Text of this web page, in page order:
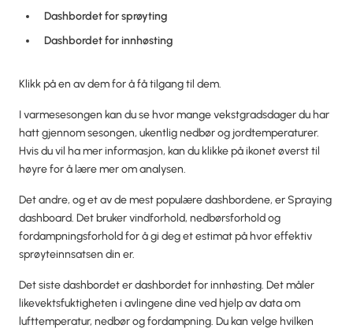
Dashbordet for sprøyting
Dashbordet for innhøsting
Klikk på en av dem for å få tilgang til dem.
I varmesesongen kan du se hvor mange vekstgradsdager du har
hatt gjennom sesongen, ukentlig nedbør og jordtemperaturer.
Hvis du vil ha mer informasjon, kan du klikke på ikonet øverst til
høyre for å lære mer om analysen.
Det andre, og et av de mest populære dashbordene, er Spraying
dashboard. Det bruker vindforhold, nedbørsforhold og
fordampningsforhold for å gi deg et estimat på hvor effektiv
sprøyteinnsatsen din er.
Det siste dashbordet er dashbordet for innhøsting. Det måler
likevektsfuktigheten i avlingene dine ved hjelp av data om
lufttemperatur, nedbør og fordampning. Du kan velge hvilken